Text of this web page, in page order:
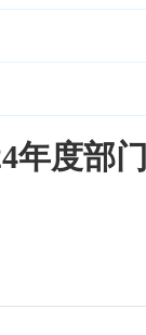
年度部